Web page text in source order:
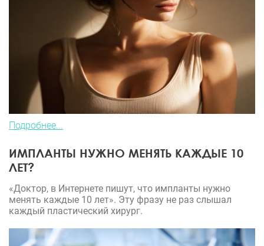
Подробнее...
ИМПЛАНТЫ НУЖНО МЕНЯТЬ КАЖДЫЕ 10
ЛЕТ?
«Доктор, в Интернете пишут, что импланты нужно
менять каждые 10 лет». Эту фразу не раз слышал
каждый пластический хирург.